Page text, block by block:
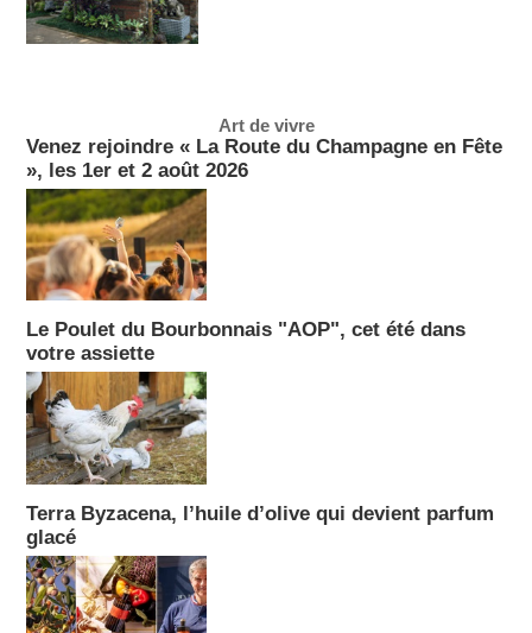
Art de vivre
Venez rejoindre « La Route du Champagne en Fête
», les 1er et 2 août 2026
Le Poulet du Bourbonnais "AOP", cet été dans
votre assiette
Terra Byzacena, l’huile d’olive qui devient parfum
glacé